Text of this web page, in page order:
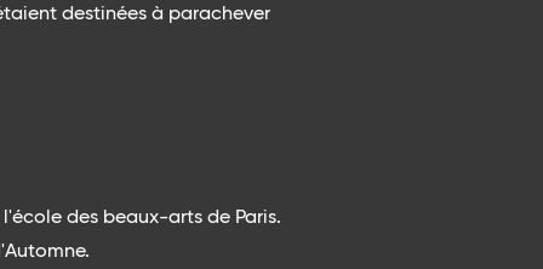
destinées à parachever
des beaux-arts de Paris.